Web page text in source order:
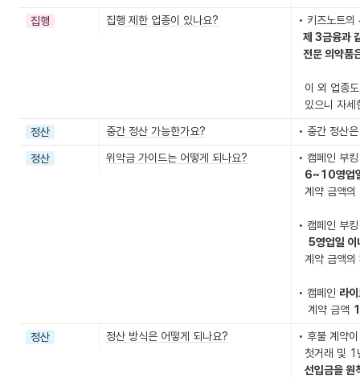
집행 집행 제한 업종이 있나요? • 키즈노트의
전문 의약
있으니 자
정산 중간 정산 가능한가요? • 중간 정산
정산 위약금 가이드는 어떻게 되나요?
• 캠페인 부
6~10영업
  계약 금액의
• 캠페인 부
5영업일 이
  계약 금액의
• 캠페인 라
   계약 금액
정산 정산 방식은 어떻게 되나요?
• 후불 계약
선입금을 원